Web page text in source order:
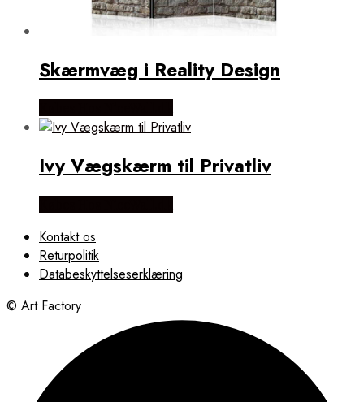
Skærmvæg i Reality Design
Ivy Vægskærm til Privatliv
Kontakt os
Returpolitik
Databeskyttelseserklæring
© Art Factory